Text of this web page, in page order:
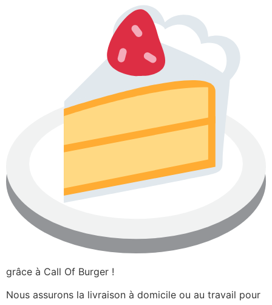
grâce à Call Of Burger !
Nous assurons la livraison à domicile ou au travail pour